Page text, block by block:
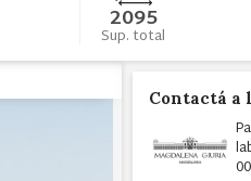
2095
Sup. total
Contactá